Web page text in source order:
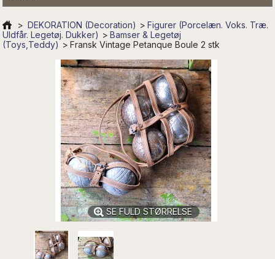
> DEKORATION (Decoration) > Figurer (Porcelæn. Voks. Træ.
Uldfår. Legetøj. Dukker) > Bamser & Legetøj
(Toys,Teddy) > Fransk Vintage Petanque Boule 2 stk
SE FULD STØRRELSE